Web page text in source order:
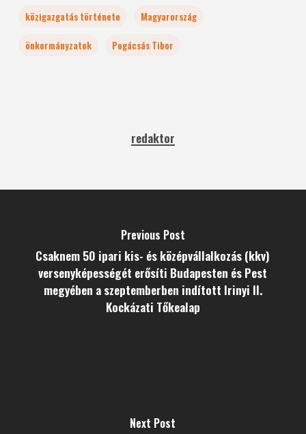
közigazgatás története
Magyarország
önkormányzatok
Pogácsás Tibor
redaktor
Previous Post
Csaknem 50 ipari kis- és középvállalkozás (kkv)
versenyképességét erősíti Budapesten és Pest
megyében a szeptemberben indított Irinyi II.
Kockázati Tőkealap
Next Post